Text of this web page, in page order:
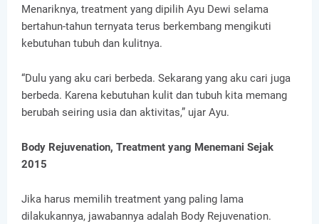
Menariknya, treatment yang dipilih Ayu Dewi selama
bertahun-tahun ternyata terus berkembang mengikuti
kebutuhan tubuh dan kulitnya.
“Dulu yang aku cari berbeda. Sekarang yang aku cari juga
berbeda. Karena kebutuhan kulit dan tubuh kita memang
berubah seiring usia dan aktivitas,” ujar Ayu.
Body Rejuvenation, Treatment yang Menemani Sejak
2015
Jika harus memilih treatment yang paling lama
dilakukannya, jawabannya adalah Body Rejuvenation.